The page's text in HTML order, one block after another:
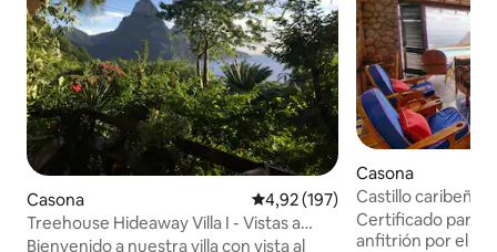
Casona Calificación promedio: 4,92 de
4,92 (197)
Treehouse Hideaway Villa I - Vistas a
Pitons y al mar
Bienvenido a nuestra villa con vista al
Casona
Castillo caribeño
Certificado para
anfitrión por el